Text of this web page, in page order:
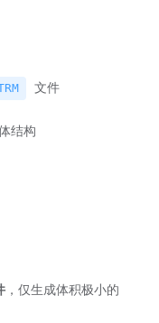
文件
结构
，仅生成体积极小的